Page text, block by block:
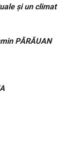
și un climat
PĂRĂUAN